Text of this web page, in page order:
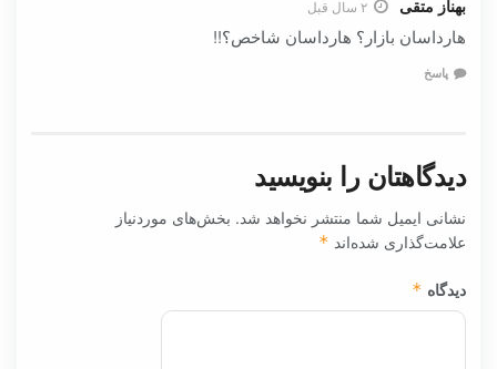
بهناز متقی ۲ سال قبل
هارداسان بازار؟ هارداسان شاخص؟!!
پاسخ
دیدگاهتان را بنویسید
نشانی ایمیل شما منتشر نخواهد شد. بخش‌های موردنیاز
علامت‌گذاری شده‌اند *
دیدگاه *